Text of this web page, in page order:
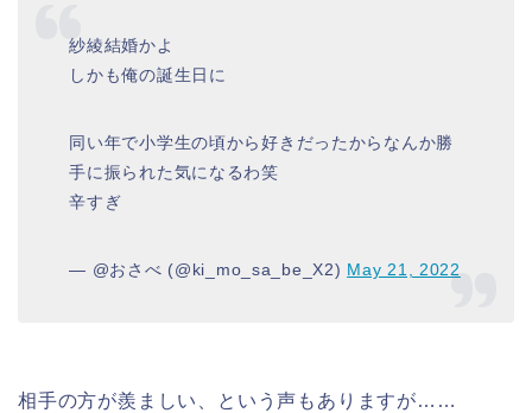
紗綾結婚かよ
しかも俺の誕生日に
同い年で小学生の頃から好きだったからなんか勝
手に振られた気になるわ笑
辛すぎ
— @おさべ (@ki_mo_sa_be_X2) May 21, 2022
相手の方が羨ましい、という声もありますが……